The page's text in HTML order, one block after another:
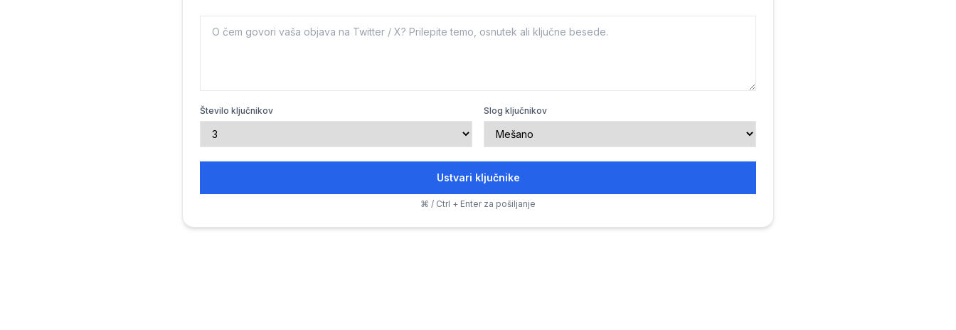
Število ključnikov Slog ključnikov
Ustvari ključnike
⌘ / Ctrl + Enter za pošiljanje